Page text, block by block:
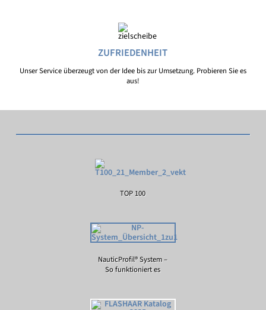
ZUFRIEDENHEIT
Unser Service überzeugt von der Idee bis zur Umsetzung. Probieren Sie es
aus!
TOP 100
NauticProfil® System –
So funktioniert es